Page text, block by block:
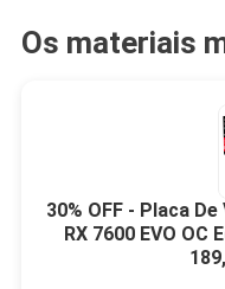
Os materiais
30% OFF - Placa
RX 7600 EVO OC